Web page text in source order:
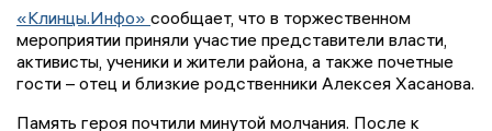
«Клинцы.Инфо» сообщает, что в торжественном
мероприятии приняли участие представители власти,
активисты, ученики и жители района, а также почетные
гости – отец и близкие родственники Алексея Хасанова.
Память героя почтили минутой молчания. После к